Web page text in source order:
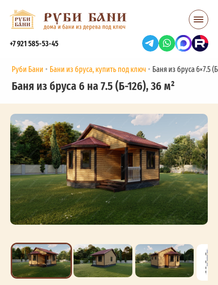
+7 921 585-53-45
Руби Бани Бани из бруса, купить под ключ Баня из бруса 6×7.5
Баня из бруса 6 на 7.5 (Б-126), 36 м²